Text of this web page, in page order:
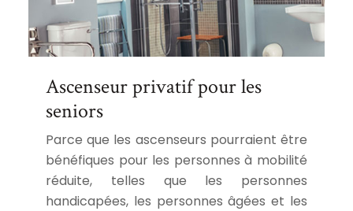
Ascenseur privatif pour les
seniors
Parce que les ascenseurs pourraient être
bénéfiques pour les personnes à mobilité
réduite, telles que les personnes
handicapées, les personnes âgées et les